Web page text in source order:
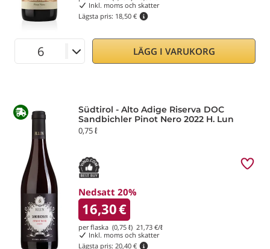
Inkl. moms och skatter
Lägsta pris: 18,50 €
LÄGG I VARUKORG
Südtirol - Alto Adige Riserva DOC
Sandbichler Pinot Nero 2022 H. Lun
0,75 ℓ
Nedsatt 20%
16,30€
per flaska (0,75 ℓ) 21,73 €/ℓ
Inkl. moms och skatter
Lägsta pris: 20,40 €